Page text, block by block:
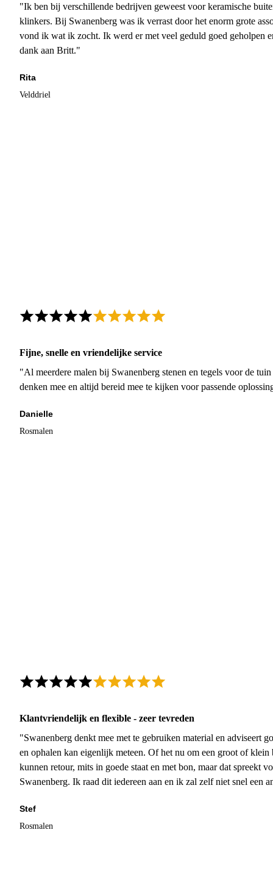
"Ik ben bij verschillende bedrijven geweest voor keramische
klinkers. Bij Swanenberg was ik verrast door het enorm grote
vond ik wat ik zocht. Ik werd er met veel geduld goed geholpen
dank aan Britt."
Rita
Velddriel
Fijne, snelle en vriendelijke service
"Al meerdere malen bij Swanenberg stenen en tegels voor de
denken mee en altijd bereid mee te kijken voor passende
Danielle
Rosmalen
Klantvriendelijk en flexible - zeer tevreden
"Swanenberg denkt mee met te gebruiken material en adviseert
en ophalen kan eigenlijk meteen. Of het nu om een groot of
kunnen retour, mits in goede staat en met bon, maar dat spreekt
Swanenberg. Ik raad dit iedereen aan en ik zal zelf niet snel een
Stef
Rosmalen